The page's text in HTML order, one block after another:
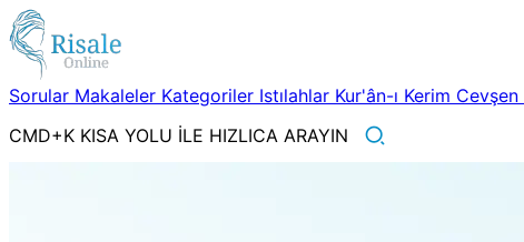
Sorular Makaleler Kategoriler Istılahlar Kur'ân-ı Kerim Cevşen
CMD+K KISA YOLU İLE HIZLICA ARAYIN